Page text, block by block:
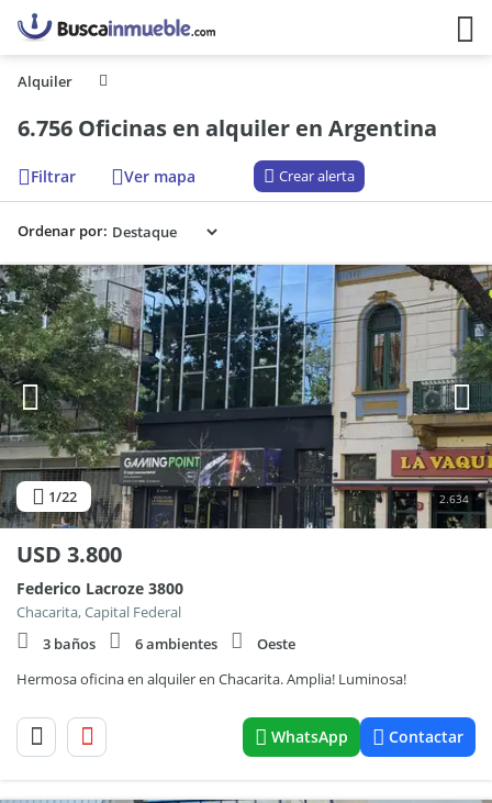
Alquiler
6.756 Oficinas en alquiler en Argentina
Filtrar Ver mapa Crear alerta
Ordenar por:
1/22 2.634
USD 3.800
Federico Lacroze 3800
Chacarita, Capital Federal
3 baños
6 ambientes
Oeste
Hermosa oficina en alquiler en Chacarita. Amplia! Luminosa!
WhatsApp Contactar